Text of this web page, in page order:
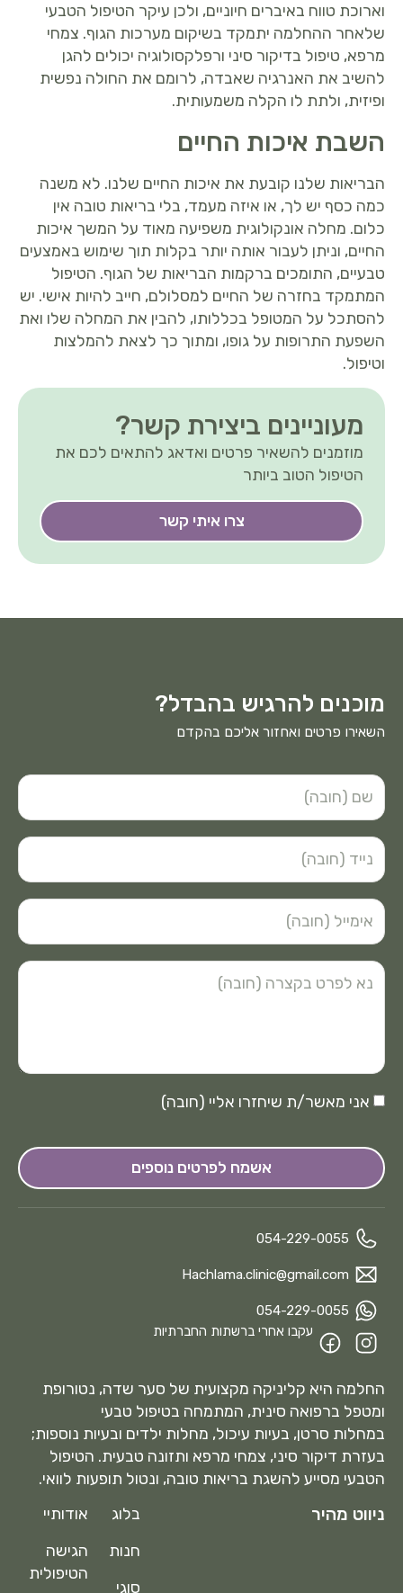
וארוכת טווח באיברים חיוניים, ולכן עיקר הטיפול הטבעי
שלאחר ההחלמה יתמקד בשיקום מערכות הגוף. צמחי
מרפא, טיפול בדיקור סיני ורפלקסולוגיה יכולים להגן
להשיב את האנרגיה שאבדה, לרומם את החולה נפשית
ופיזית, ולתת לו הקלה משמעותית.
השבת איכות החיים
הבריאות שלנו קובעת את איכות החיים שלנו. לא משנה
כמה כסף יש לך, או איזה מעמד, בלי בריאות טובה אין
כלום. מחלה אונקולוגית משפיעה מאוד על המשך איכות
החיים, וניתן לעבור אותה יותר בקלות תוך שימוש באמצעים
טבעיים, התומכים ברקמות הבריאות של הגוף. הטיפול
המתמקד בחזרה של החיים למסלולם, חייב להיות אישי. יש
להסתכל על המטופל בכללותו, להבין את המחלה שלו ואת
השפעת התרופות על גופו, ומתוך כך לצאת להמלצות
וטיפול.
מעוניינים ביצירת קשר?
מוזמנים להשאיר פרטים ואדאג להתאים לכם את
הטיפול הטוב ביותר
צרו איתי קשר
החלמה היא קליניקה מקצועית של סער שדה, נטורופת
ומטפל ברפואה סינית, המתמחה בטיפול טבעי
במחלות סרטן, בעיות עיכול, מחלות ילדים ובעיות נוספות;
בעזרת דיקור סיני, צמחי מרפא ותזונה טבעית. הטיפול
הטבעי מסייע להשגת בריאות טובה, ונטול תופעות לוואי.
ניווט מהיר
בלוג
חנות
סוגי
אודותיי
הגישה
הטיפולית
מוכנים להרגיש בהבדל?
השאירו פרטים ואחזור אליכם בהקדם
אני מאשר/ת שיחזרו אליי (חובה)
אשמח לפרטים נוספים
054-229-0055
Hachlama.clinic@gmail.com
054-229-0055
עקבו אחרי ברשתות החברתיות